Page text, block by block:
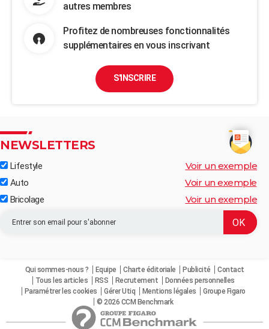
autres membres
Profitez de nombreuses fonctionnalités
supplémentaires en vous inscrivant
S'INSCRIRE
NEWSLETTERS
Lifestyle Voir un exemple
Auto Voir un exemple
Bricolage Voir un exemple
Qui sommes-nous ? Equipe Charte éditoriale Publicité
Contact
Tous les articles
RSS Recrutement
Données personnelles
Paramétrer les cookies
Gérer Utiq Mentions légales
Groupe Figaro
© 2026 CCM Benchmark